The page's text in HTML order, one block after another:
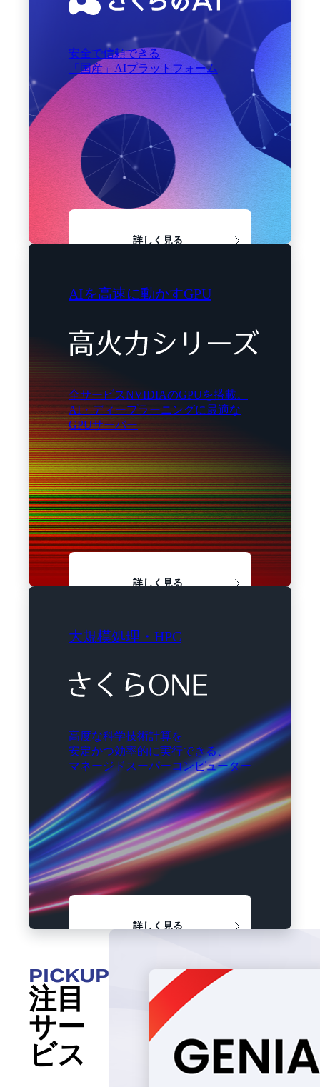
安全で信頼できる
「国産」AIプラットフォーム
詳しく見る
AIを高速に動かすGPU
全サービスNVIDIAのGPUを搭載。
AI・ディープラーニングに最適な
GPUサーバー
詳しく見る
大規模処理・HPC
高度な科学技術計算を
安定かつ効率的に実行できる、
マネージドスーパーコンピューター
詳しく見る
PICKUP
注目
サー
ビス